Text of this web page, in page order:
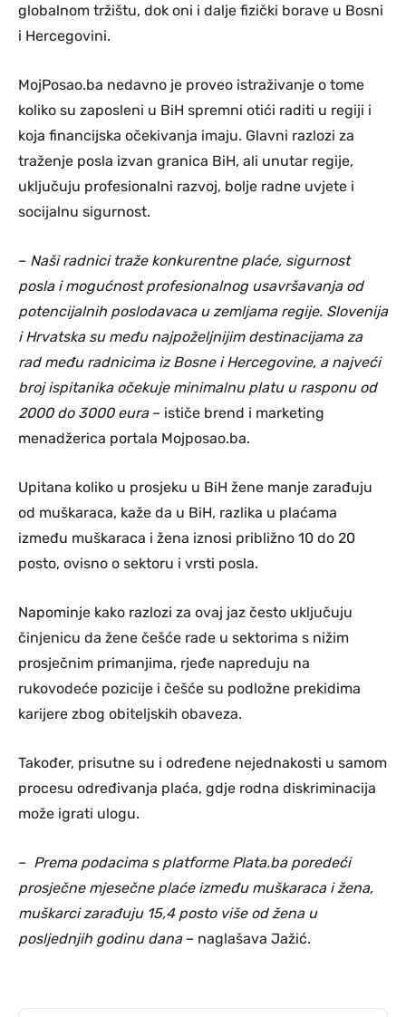
globalnom tržištu, dok oni i dalje fizički borave u Bosni
i Hercegovini.
MojPosao.ba nedavno je proveo istraživanje o tome
koliko su zaposleni u BiH spremni otići raditi u regiji i
koja financijska očekivanja imaju. Glavni razlozi za
traženje posla izvan granica BiH, ali unutar regije,
uključuju profesionalni razvoj, bolje radne uvjete i
socijalnu sigurnost.
– Naši radnici traže konkurentne plaće, sigurnost
posla i mogućnost profesionalnog usavršavanja od
potencijalnih poslodavaca u zemljama regije. Slovenija
i Hrvatska su među najpoželjnijim destinacijama za
rad među radnicima iz Bosne i Hercegovine, a najveći
broj ispitanika očekuje minimalnu platu u rasponu od
2000 do 3000 eura– ističe brend i marketing
menadžerica portala Mojposao.ba.
Upitana koliko u prosjeku u BiH žene manje zarađuju
od muškaraca, kaže da u BiH, razlika u plaćama
između muškaraca i žena iznosi približno 10 do 20
posto, ovisno o sektoru i vrsti posla.
Napominje kako razlozi za ovaj jaz često uključuju
činjenicu da žene češće rade u sektorima s nižim
prosječnim primanjima, rjeđe napreduju na
rukovodeće pozicije i češće su podložne prekidima
karijere zbog obiteljskih obaveza.
Također, prisutne su i određene nejednakosti u samom
procesu određivanja plaća, gdje rodna diskriminacija
može igrati ulogu.
– Prema podacima s platforme Plata.ba poredeći
prosječne mjesečne plaće između muškaraca i žena,
muškarci zarađuju 15,4 posto više od žena u
posljednjih godinu dana– naglašava Jažić.